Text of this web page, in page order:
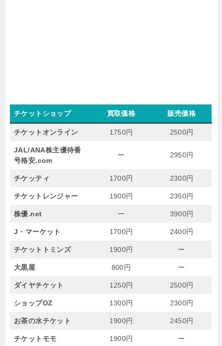
チケットショップ 買取価格 販売価格
チケットオンライン 1750円 2500円
JAL/ANA株主優待番
号格安.com
ー 2950円
チケッティ 1700円 2300円
チケットレンジャー 1900円 2350円
株優.net ー 3900円
J・マーケット 1700円 2400円
チケットトミンズ 1900円 ー
大黒屋 800円 ー
ダイヤチケット 1250円 2500円
ショップOZ 1300円 2300円
お茶の水チケット 1900円 2450円
チケットモモ 1900円 ー